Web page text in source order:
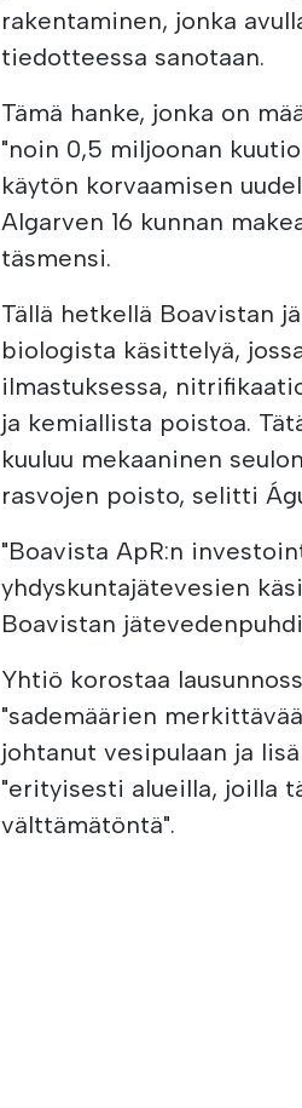
rakentaminen, jonka
tiedotteessa sanotaan.
Tämä hanke, jonka on
"noin 0,5 miljoonan
käytön korvaamisen
Algarven 16 kunnan
täsmensi.
Tällä hetkellä Boavistan
biologista käsittelyä,
ilmastuksessa,
ja kemiallista poistoa.
kuuluu mekaaninen
rasvojen poisto, selitti
"Boavista ApR:n
yhdyskuntajätevesien
Boavistan
Yhtiö korostaa
"sademäärien
johtanut vesipulaan ja
"erityisesti alueilla, joilla
välttämätöntä".